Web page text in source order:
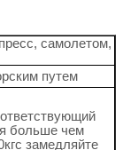
самолетом,
путем
больше чем
замедляйте